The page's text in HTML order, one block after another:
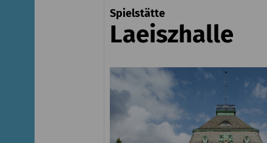
Spielstätte
Laeiszhalle